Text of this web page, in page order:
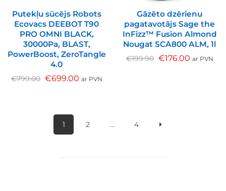
Putekļu sūcējs Robots
Ecovacs DEEBOT T90
PRO OMNI BLACK,
30000Pa, BLAST,
PowerBoost, ZeroTangle
4.0
€799.00 €699.00 ar PVN
Gāzēto dzērienu
pagatavotājs Sage the
InFizz™ Fusion Almond
Nougat SCA800 ALM, 1l
€199.90 €176.00 ar PVN
1 2 … 4